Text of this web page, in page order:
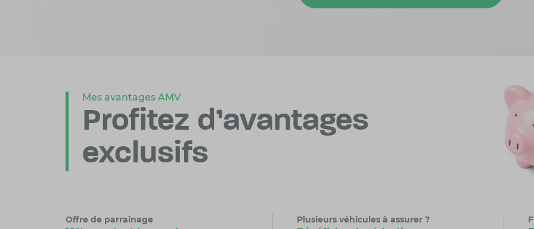
Mes avantages AMV
Profitez d'avantages
exclusifs
Offre de parrainage Plusieurs véhicules à assurer ?